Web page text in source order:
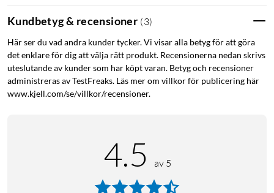
styrning av flera rum, och användning av upp till 50 lampor
krävs Philips Hue-brygga(50840).
Specifikationer
Effekt: 4,2 W (motsvarar 35–40 W)
Färgtemperatur: 2700 K
Kundbetyg & recensioner (3)
Här ser du vad andra kunder tycker. Vi visar alla betyg för att göra
det enklare för dig att välja rätt produkt. Recensionerna nedan skrivs
uteslutande av kunder som har köpt varan. Betyg och recensioner
administreras av TestFreaks. Läs mer om villkor för publicering här
www.kjell.com/se/villkor/recensioner.
4.5 av 5